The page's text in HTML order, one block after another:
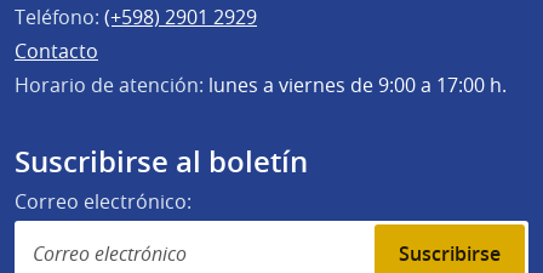
Teléfono: (+598) 2901 2929
Contacto
Horario de atención: lunes a viernes de 9:00 a 17:00 h.
Suscribirse al boletín
Correo electrónico:
Suscribirse